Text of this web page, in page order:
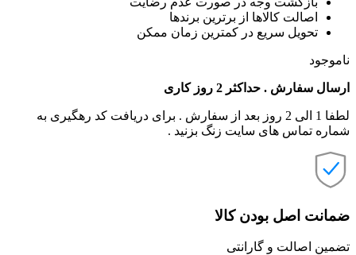
اصالت کالاها از برترین برندها
تحویل سریع در کمترین زمان ممکن
ناموجود
ارسال سفارش . حداکثر 2 روز کاری
لطفا 1 الی 2 روز بعد از سفارش . برای دریافت کد رهگیری به
شماره تماس های سایت زنگ بزنید .
ضمانت اصل بودن کالا
تضمین اصالت و گارانتی